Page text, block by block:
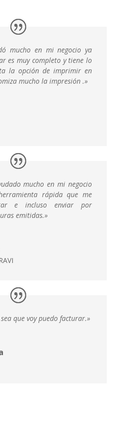
mucho en mi negocio ya
es muy completo y tiene lo
la opción de imprimir en
mucho la impresión .»
mucho en mi negocio
rápida que me
e incluso enviar por
emitidas.»
que voy puedo facturar.»